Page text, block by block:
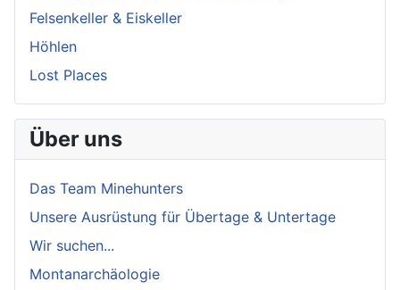
Felsenkeller & Eiskeller
Höhlen
Lost Places
Über uns
Das Team Minehunters
Unsere Ausrüstung für Übertage & Untertage
Wir suchen...
Montanarchäologie